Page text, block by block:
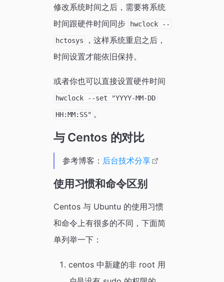
修改系统时间之后，需要将系统
时间跟硬件时间同步
hwclock --
hctosys
，这样系统重启之后，
时间设置才能依旧保持。
或者你也可以直接设置硬件时间
hwclock --set "YYYY-MM-DD
HH:MM:SS" 。
与 Centos 的对比
参考博客： 后台技术分享
使用习惯和命令区别
Centos 与 Ubuntu 的使用习惯
和命令上有很多的不同，下面简
单列举一下：
centos 中新建的非 root 用